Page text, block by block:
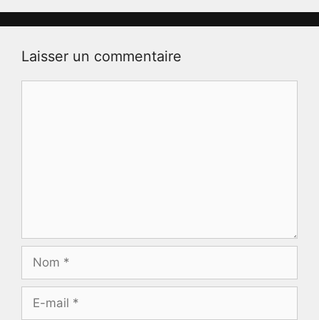
Laisser un commentaire
mail